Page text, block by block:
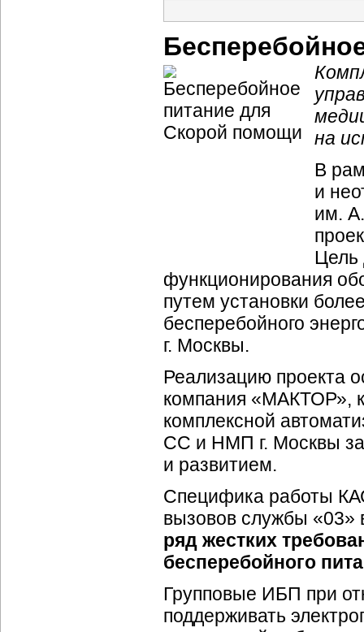
на
В
и
им.
Цель
функционирования
путем установки
бесперебойного
г. Москвы.
Реализацию проекта
компания «МАКТОР»,
комплексной
СС и НМП г. Москвы
и развитием.
Специфика работы
вызовов службы
ряд жестких
бесперебойного
Групповые ИБП при
поддерживать